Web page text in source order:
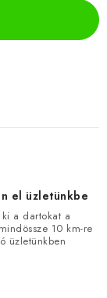
el üzletünkbe
ki a dartokat a
10 km-re
üzletünkben